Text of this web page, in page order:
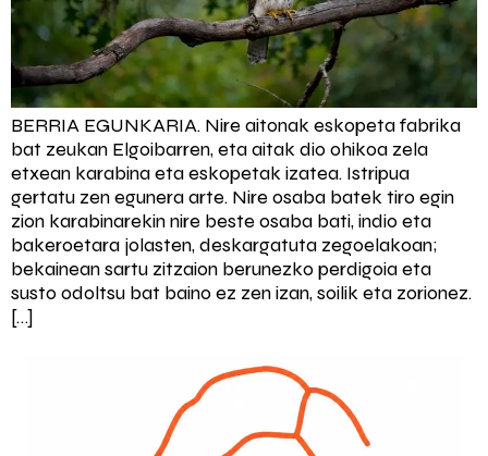
BERRIA EGUNKARIA. Nire aitonak eskopeta fabrika
bat zeukan Elgoibarren, eta aitak dio ohikoa zela
etxean karabina eta eskopetak izatea. Istripua
gertatu zen egunera arte. Nire osaba batek tiro egin
zion karabinarekin nire beste osaba bati, indio eta
bakeroetara jolasten, deskargatuta zegoelakoan;
bekainean sartu zitzaion berunezko perdigoia eta
susto odoltsu bat baino ez zen izan, soilik eta zorionez.
[…]